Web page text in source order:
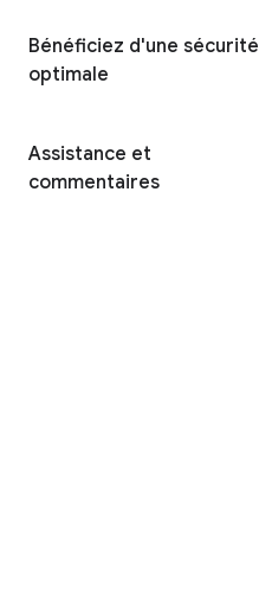
Bénéficiez d'une sécurité
optimale
Assistance et
commentaires